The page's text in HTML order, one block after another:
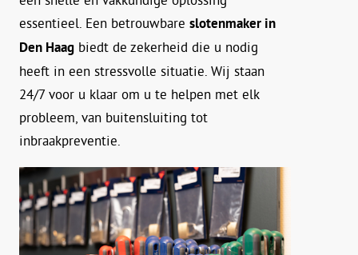
essentieel. Een betrouwbare slotenmaker in
Den Haag biedt de zekerheid die u nodig
heeft in een stressvolle situatie. Wij staan
24/7 voor u klaar om u te helpen met elk
probleem, van buitensluiting tot
inbraakpreventie.